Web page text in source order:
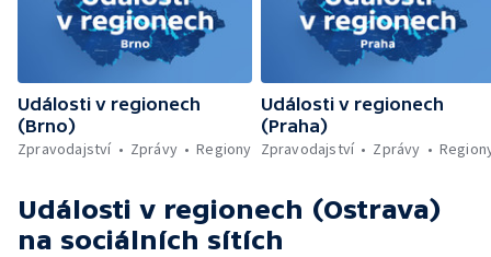
Události v regionech
(Brno)
Zpravodajství
Zprávy Regiony
Události v regionech
(Praha)
Zpravodajství
Zprávy
Události v regionech (Ostrava)
na sociálních sítích